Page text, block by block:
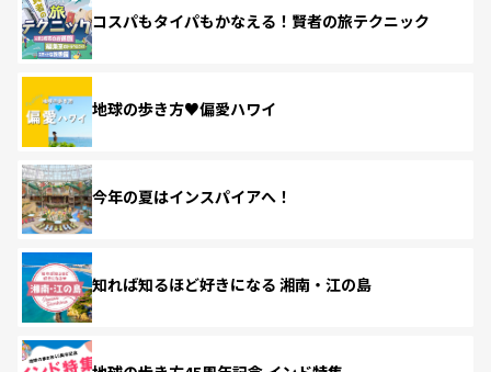
コスパもタイパもかなえる！賢者の旅テクニック
地球の歩き方♥偏愛ハワイ
今年の夏はインスパイアへ！
知れば知るほど好きになる 湘南・江の島